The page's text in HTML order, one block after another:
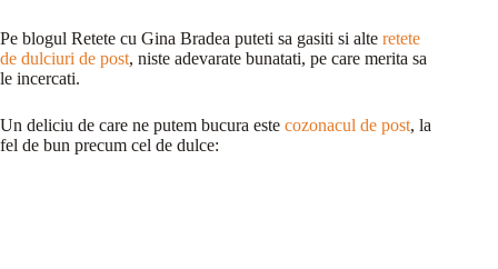
Pe blogul Retete cu Gina Bradea puteti sa gasiti si alte retete
de dulciuri de post, niste adevarate bunatati, pe care merita sa
le incercati.
Un deliciu de care ne putem bucura este cozonacul de post, la
fel de bun precum cel de dulce: